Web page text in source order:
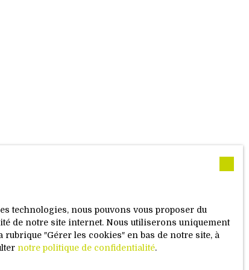
technologies, nous pouvons vous proposer du
de notre site internet. Nous utiliserons uniquement
″Gérer les cookies″ en bas de notre site, à
notre politique de confidentialité.